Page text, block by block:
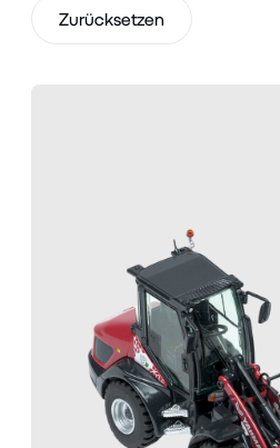
Zurücksetzen